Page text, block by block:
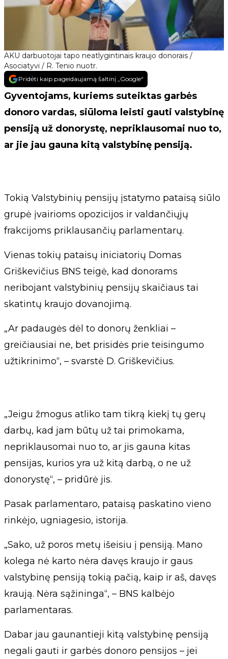
AKU darbuotojai tapo neatlygintinais kraujo donorais /
Asociatyvi / R. Tenio nuotr.
Pridėti kaip pageidaujamą šaltinį „Google“
Gyventojams, kuriems suteiktas garbės
donoro vardas, siūloma leisti gauti valstybinę
pensiją už donorystę, nepriklausomai nuo to,
ar jie jau gauna kitą valstybinę pensiją.
Tokią Valstybinių pensijų įstatymo pataisą siūlo
grupė įvairioms opozicijos ir valdančiųjų
frakcijoms priklausančių parlamentarų.
Vienas tokių pataisų iniciatorių Domas
Griškevičius BNS teigė, kad donorams
neribojant valstybinių pensijų skaičiaus tai
skatintų kraujo dovanojimą.
„Ar padaugės dėl to donorų ženkliai –
greičiausiai ne, bet prisidės prie teisingumo
užtikrinimo“, – svarstė D. Griškevičius.
„Jeigu žmogus atliko tam tikrą kiekį tų gerų
darbų, kad jam būtų už tai primokama,
nepriklausomai nuo to, ar jis gauna kitas
pensijas, kurios yra už kitą darbą, o ne už
donorystę“, – pridūrė jis.
Pasak parlamentaro, pataisą paskatino vieno
rinkėjo, ugniagesio, istorija.
„Sako, už poros metų išeisiu į pensiją. Mano
kolega nė karto nėra davęs kraujo ir gaus
valstybinę pensiją tokią pačią, kaip ir aš, davęs
kraują. Nėra sąžininga“, – BNS kalbėjo
parlamentaras.
Dabar jau gaunantieji kitą valstybinę pensiją
negali gauti ir garbės donoro pensijos – jei